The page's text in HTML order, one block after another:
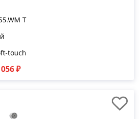
T
touch
₽